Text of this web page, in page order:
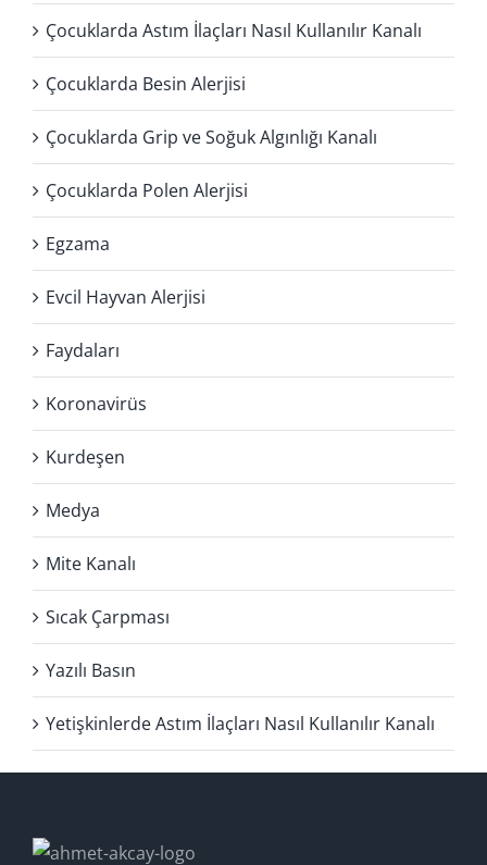
Çocuklarda Astım İlaçları Nasıl Kullanılır Kanalı
Çocuklarda Besin Alerjisi
Çocuklarda Grip ve Soğuk Algınlığı Kanalı
Çocuklarda Polen Alerjisi
Egzama
Evcil Hayvan Alerjisi
Faydaları
Koronavirüs
Kurdeşen
Medya
Mite Kanalı
Sıcak Çarpması
Yazılı Basın
Yetişkinlerde Astım İlaçları Nasıl Kullanılır Kanalı